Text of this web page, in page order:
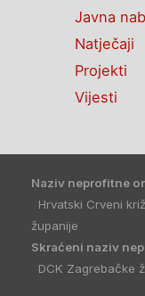
Javna
Natječaji
Projekti
Vijesti
Naziv neprofitne
Hrvatski Crveni
županije
Skraćeni naziv
DCK Zagrebačke